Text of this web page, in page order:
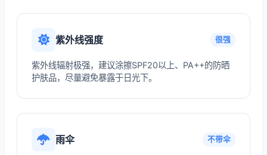
紫外线强度 很强
紫外线辐射极强，建议涂擦SPF20以上、PA++的防晒
护肤品，尽量避免暴露于日光下。
雨伞 不带伞